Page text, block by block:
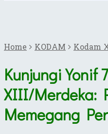
Home KODAM Kodam
Kunjungi Yonif
XIII/Merdeka:
Memegang